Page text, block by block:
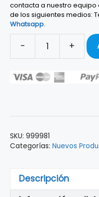
contacta a nuestro
de los siguientes medios:
Whatsapp.
- +
SKU: 999981
Categorías: Nuevos
Descripción